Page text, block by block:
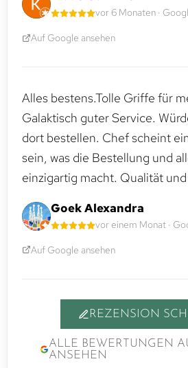
vor 6 Monaten ·
Auf Google ansehen
Alles bestens.Tolle Griffe für
Galaktisch guter Service.
dort bestellen. Chef scheint
sein, was die Bestellung und
einzigartig macht. Qualität
Goek Alexandra
vor einem Monat ·
Auf Google ansehen
REZENSION
ALLE BEWERTUNGEN
ANSEHEN